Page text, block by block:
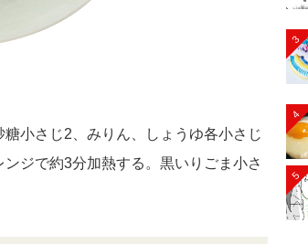
小さじ2、みりん、しょうゆ各小さじ
ジで約3分加熱する。黒いりごま小さ
3
4
5